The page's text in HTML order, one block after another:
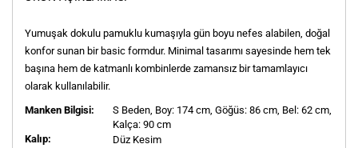
Yumuşak dokulu pamuklu kumaşıyla gün boyu nefes alabilen, doğal
konfor sunan bir basic formdur. Minimal tasarımı sayesinde hem tek
başına hem de katmanlı kombinlerde zamansız bir tamamlayıcı
olarak kullanılabilir.
Manken Bilgisi:
S Beden, Boy: 174 cm, Göğüs: 86 cm, Bel: 62 cm,
Kalça: 90 cm
Kalıp:
Düz Kesim